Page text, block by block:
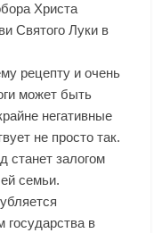
Христа
Святого Луки в
рецепту и очень
может быть
негативные
не просто так.
станет залогом
семьи.
в